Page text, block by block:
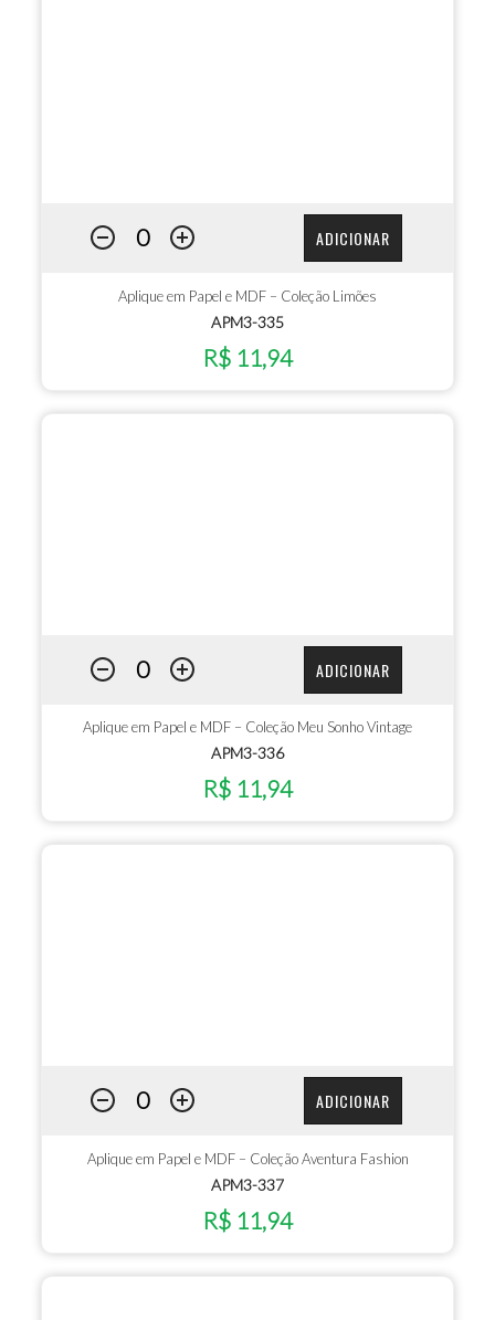
ADICIONAR
Aplique em Papel e MDF – Coleção Limões
APM3-335
R$ 11,94
ADICIONAR
Aplique em Papel e MDF – Coleção Meu Sonho Vintage
APM3-336
R$ 11,94
ADICIONAR
Aplique em Papel e MDF – Coleção Aventura Fashion
APM3-337
R$ 11,94